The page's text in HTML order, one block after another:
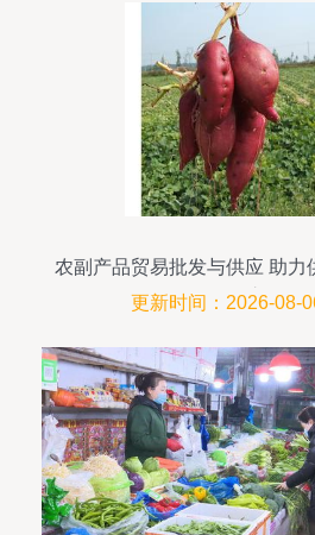
农副产品贸易批发与供应 助力
之桥
更新时间：2026-08-